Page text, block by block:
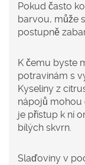
Pokud často
barvou, může
postupně
K čemu byste
potravinám s
Kyseliny z
nápojů mohou
je přístup k ní
bílých skvrn.
Slaďoviny v